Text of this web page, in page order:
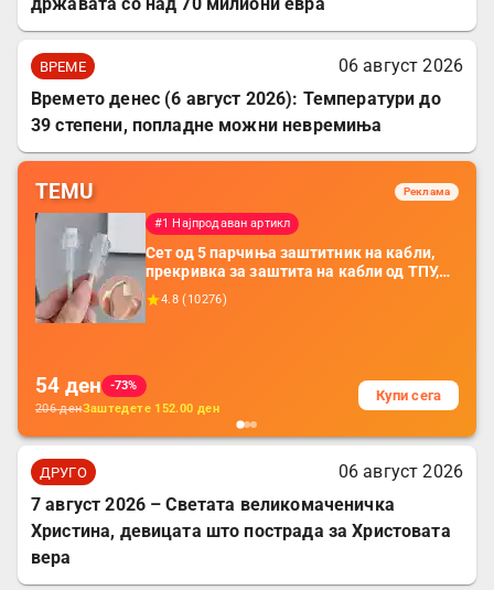
државата со над 70 милиони евра
ВРЕМЕ
06 август 2026
Времето денес (6 август 2026): Температури до
39 степени, попладне можни невремиња
TEMU Реклама
#1 Најпродаван артикл
Сет од 5 парчиња заштитник на кабли,
прекривка за заштита на кабли од ТПУ,
додатоци за заштита на кабли, без
батерија, за мобилни телефони, комплет
4.8 ( 10276)
54 ден
-73%
206денЗаштедете 152.00 ден
Купи сега
ДРУГО
06 август 2026
7 август 2026 – Светата великомаченичка
Христина, девицата што пострада за Христовата
вера